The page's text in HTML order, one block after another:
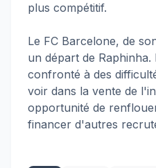
plus compétitif.
Le FC Barcelone, de
un départ de
confronté à des
voir dans la vente de
opportunité de
financer d'autres